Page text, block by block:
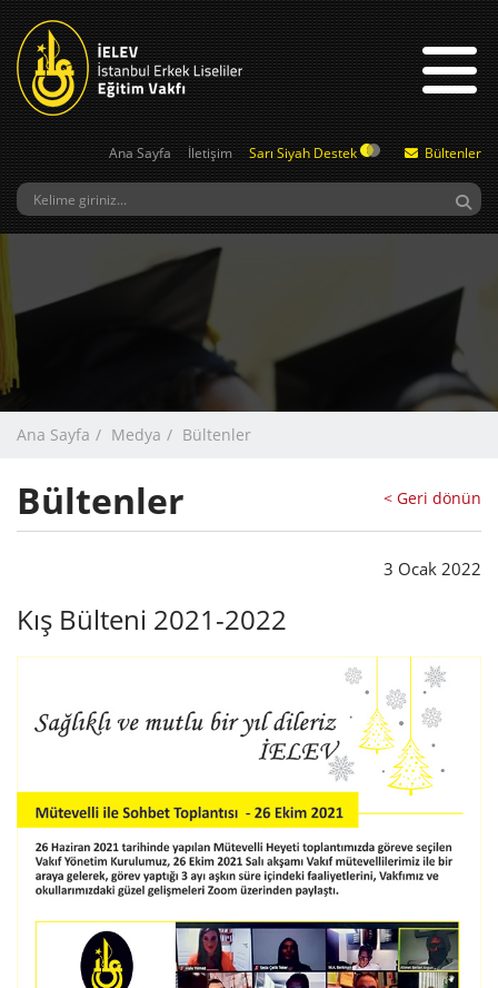
Ana Sayfa İletişim Sarı Siyah Destek Bültenler
Ana Sayfa Medya Bültenler
Bültenler < Geri dönün
3 Ocak 2022
Kış Bülteni 2021-2022